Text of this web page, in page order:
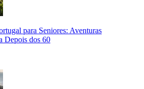
para Seniores: Aventuras
Depois dos 60